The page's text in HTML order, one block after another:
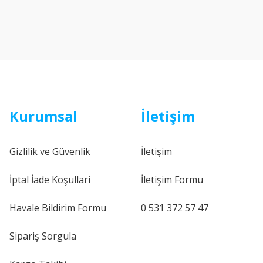
Kurumsal
Gizlilik ve Güvenlik
İptal İade Koşullari
Havale Bildirim Formu
Sipariş Sorgula
İletişim
İletişim
İletişim Formu
0 531 372 57 47